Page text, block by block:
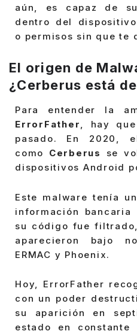
aún, es capaz de
dentro del
o permisos sin que te
El origen de
¿Cerberus está
Para entender la
ErrorFather, hay
pasado. En 2020,
como Cerberus
se
dispositivos Android
Este malware tenía
información
su código fue
aparecieron bajo
ERMAC y Phoenix.
Hoy, ErrorFather
con un poder
su aparición en
estado en